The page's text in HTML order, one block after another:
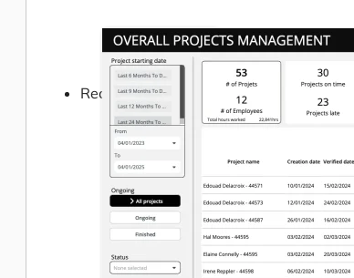
Recursos
Ayuda
Cómo ayudamos
Centro de Ayuda y Documentación